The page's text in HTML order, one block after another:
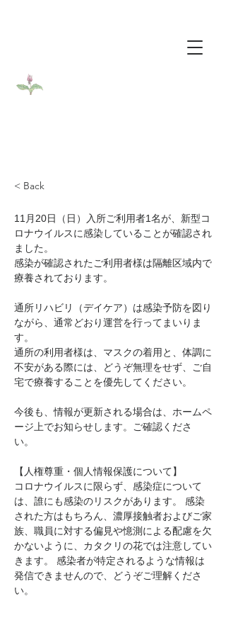
< Back
11月20日（日）入所ご利用者1名が、新型コ
ロナウイルスに感染していることが確認され
ました。
感染が確認されたご利用者様は隔離区域内で
療養されております。
通所リハビリ（デイケア）は感染予防を図り
ながら、通常どおり運営を行ってまいりま
す。
通所の利用者様は、マスクの着用と、体調に
不安がある際には、どうぞ無理をせず、ご自
宅で療養することを優先してください。
今後も、情報が更新される場合は、ホームペ
ージ上でお知らせします。ご確認くださ
い。
【人権尊重・個人情報保護について】
コロナウイルスに限らず、感染症について
は、誰にも感染のリスクがあります。 感染
された方はもちろん、濃厚接触者およびご家
族、職員に対する偏見や憶測による配慮を欠
かないように、カタクリの花では注意してい
きます。 感染者が特定されるような情報は
発信できませんので、どうぞご理解くださ
い。